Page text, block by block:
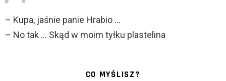
– Kupa, jaśnie panie Hrabio …
– No tak … Skąd w moim tyłku plastelina
CO MYŚLISZ?